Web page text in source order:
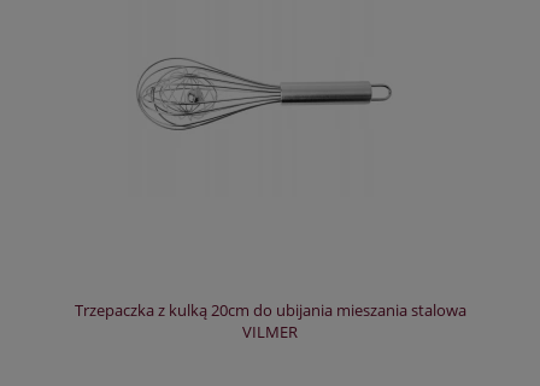
Trzepaczka z kulką 20cm do ubijania mieszania stalowa
VILMER